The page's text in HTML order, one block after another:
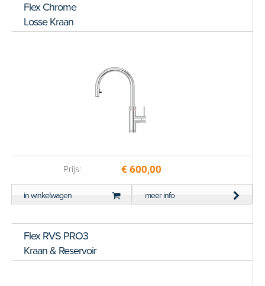
Flex Chrome
Losse Kraan
Prijs: € 600,00
in winkelwagen meer info
Flex RVS PRO3
Kraan & Reservoir